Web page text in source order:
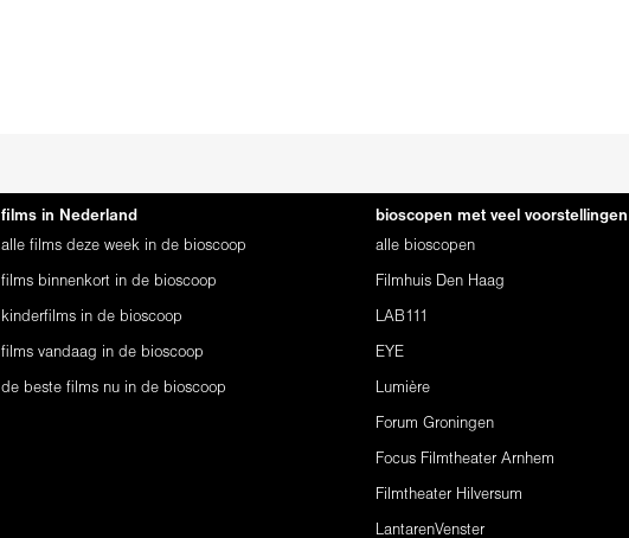
films in Nederland
alle films deze week in de bioscoop
films binnenkort in de bioscoop
kinderfilms in de bioscoop
films vandaag in de bioscoop
de beste films nu in de bioscoop
bioscopen met veel voorstellingen
alle bioscopen
Filmhuis Den Haag
LAB111
EYE
Lumière
Forum Groningen
Focus Filmtheater Arnhem
Filmtheater Hilversum
LantarenVenster